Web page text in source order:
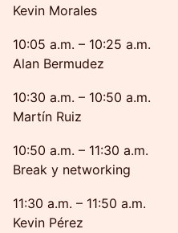
Kevin Morales
10:05 a.m. – 10:25 a.m.
Alan Bermudez
10:30 a.m. – 10:50 a.m.
Martín Ruiz
10:50 a.m. – 11:30 a.m.
Break y networking
11:30 a.m. – 11:50 a.m.
Kevin Pérez